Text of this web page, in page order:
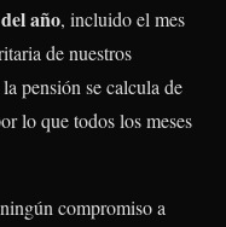
año, incluido el mes
de nuestros
pensión se calcula de
lo que todos los meses
compromiso a